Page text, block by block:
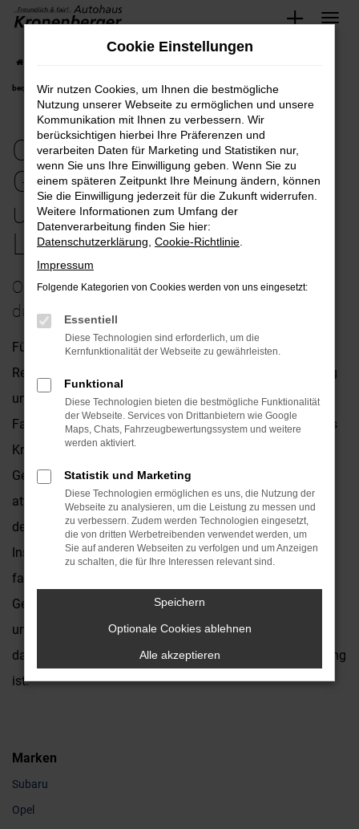
Zum
bequem und günstig kaufen mit Lieferservice nach Krefeld
Opel-Insignia
Gebrauchtwagen bequem
und günstig kaufen mit
Lieferservice nach Krefeld
Opel Insignia Gebrauchtwagen – perfekt
durchgecheckt unterwegs in Krefeld
Für einen Opel Insignia Gebrauchtwagen existieren eine
Reihe guter Argumente. Wer viel in Krefeld und Umgebung
unterwegs ist, wird dieses langlebige und zuverlässige
Fahrzeug auf jeden Fall zu schätzen wissen. Im Autohaus
Kronenberger bieten wir Ihnen Opel Insignia
Gebrauchtwagen in großer Auswahl und zu rundum
attraktiven Preisen. Als Vertragshändler sind wir eng mit
der Marke verbunden und natürlich auch in der Lage,
Inspektion, Wartung und Reparaturen sach- und
fachgerecht durchzuführen. Jeder Opel Insignia
Gebrauchtwagen wird vor dem Verkauf nach Krefeld in
unserer Kfz-Meisterwerkstatt gründlich überprüft und erst
dann angeboten, wenn „alles paletti“ und in bester Ordnung
ist.
Marken
Subaru
Opel
Cookie Einstellungen
Wir nutzen Cookies, um Ihnen die bestmögliche
Nutzung unserer Webseite zu ermöglichen und unsere
Kommunikation mit Ihnen zu verbessern. Wir
berücksichtigen hierbei Ihre Präferenzen und
verarbeiten Daten für Marketing und Statistiken nur,
wenn Sie uns Ihre Einwilligung geben. Wenn Sie zu
einem späteren Zeitpunkt Ihre Meinung ändern, können
Sie die Einwilligung jederzeit für die Zukunft widerrufen.
Weitere Informationen zum Umfang der
Datenverarbeitung finden Sie hier:
Datenschutzerklärung Cookie-Richtlinie
Impressum
Folgende Kategorien von Cookies werden von uns eingesetzt:
Essentiell
Diese Technologien sind erforderlich, um die
Kernfunktionalität der Webseite zu gewährleisten.
Funktional
Diese Technologien bieten die bestmögliche Funktionalität
der Webseite. Services von Drittanbietern wie Google
Maps, Chats, Fahrzeugbewertungssystem und weitere
werden aktiviert.
Statistik und Marketing
Diese Technologien ermöglichen es uns, die Nutzung der
Webseite zu analysieren, um die Leistung zu messen und
zu verbessern. Zudem werden Technologien eingesetzt,
die von dritten Werbetreibenden verwendet werden, um
Sie auf anderen Webseiten zu verfolgen und um Anzeigen
zu schalten, die für Ihre Interessen relevant sind.
Speichern
Optionale Cookies ablehnen
Alle akzeptieren